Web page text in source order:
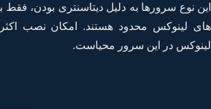
نوع سرورها به دلیل دیتاسنتری بودن،
لینوکس محدود هستند. امکان نصب
در این سرور محیاست.